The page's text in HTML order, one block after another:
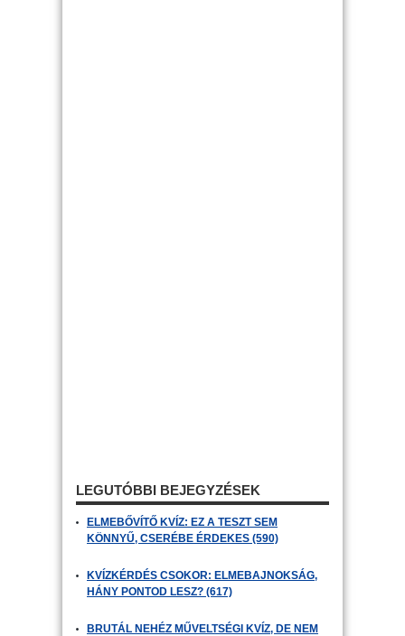
LEGUTÓBBI BEJEGYZÉSEK
ELMEBŐVÍTŐ KVÍZ: EZ A TESZT SEM
KÖNNYŰ, CSERÉBE ÉRDEKES (590)
KVÍZKÉRDÉS CSOKOR: ELMEBAJNOKSÁG,
HÁNY PONTOD LESZ? (617)
BRUTÁL NEHÉZ MŰVELTSÉGI KVÍZ, DE NEM